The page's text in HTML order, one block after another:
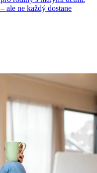
ale ne každý dostane